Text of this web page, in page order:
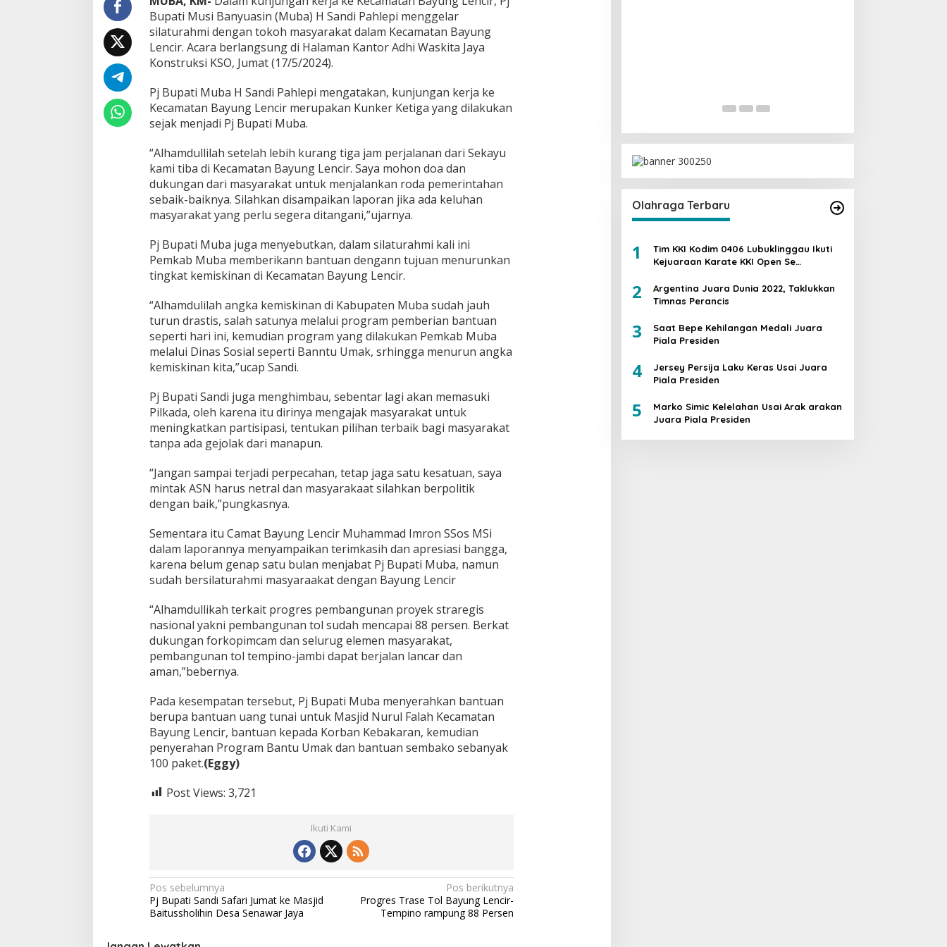
d
a
n
B
e
B
a
n
u
a
n
B
a
g
a
r
g
Bupati Musi Banyuasin (Muba) H Sandi Pahlepi menggelar
silaturahmi dengan tokoh masyarakat dalam Kecamatan Bayung
Lencir. Acara berlangsung di Halaman Kantor Adhi Waskita Jaya
Konstruksi KSO, Jumat (17/5/2024).
Pj Bupati Muba H Sandi Pahlepi mengatakan, kunjungan kerja ke
Kecamatan Bayung Lencir merupakan Kunker Ketiga yang dilakukan
sejak menjadi Pj Bupati Muba.
“Alhamdullilah setelah lebih kurang tiga jam perjalanan dari Sekayu
kami tiba di Kecamatan Bayung Lencir. Saya mohon doa dan
dukungan dari masyarakat untuk menjalankan roda pemerintahan
sebaik-baiknya. Silahkan disampaikan laporan jika ada keluhan
masyarakat yang perlu segera ditangani,”ujarnya.
Pj Bupati Muba juga menyebutkan, dalam silaturahmi kali ini
Pemkab Muba memberikann bantuan dengann tujuan menurunkan
tingkat kemiskinan di Kecamatan Bayung Lencir.
“Alhamdulilah angka kemiskinan di Kabupaten Muba sudah jauh
turun drastis, salah satunya melalui program pemberian bantuan
seperti hari ini, kemudian program yang dilakukan Pemkab Muba
melalui Dinas Sosial seperti Banntu Umak, srhingga menurun angka
kemiskinan kita,”ucap Sandi.
Pj Bupati Sandi juga menghimbau, sebentar lagi akan memasuki
Pilkada, oleh karena itu dirinya mengajak masyarakat untuk
meningkatkan partisipasi, tentukan pilihan terbaik bagi masyarakat
tanpa ada gejolak dari manapun.
“Jangan sampai terjadi perpecahan, tetap jaga satu kesatuan, saya
mintak ASN harus netral dan masyarakaat silahkan berpolitik
dengan baik,”pungkasnya.
Sementara itu Camat Bayung Lencir Muhammad Imron SSos MSi
dalam laporannya menyampaikan terimkasih dan apresiasi bangga,
karena belum genap satu bulan menjabat Pj Bupati Muba, namun
sudah bersilaturahmi masyaraakat dengan Bayung Lencir
“Alhamdullikah terkait progres pembangunan proyek straregis
nasional yakni pembangunan tol sudah mencapai 88 persen. Berkat
dukungan forkopimcam dan selurug elemen masyarakat,
pembangunan tol tempino-jambi dapat berjalan lancar dan
aman,”bebernya.
Pada kesempatan tersebut, Pj Bupati Muba menyerahkan bantuan
berupa bantuan uang tunai untuk Masjid Nurul Falah Kecamatan
Bayung Lencir, bantuan kepada Korban Kebakaran, kemudian
penyerahan Program Bantu Umak dan bantuan sembako sebanyak
100 paket.(Eggy)
Post Views: 3,721
Ikuti Kami
N
a
Pos sebelumnya
Pj Bupati Sandi Safari Jumat ke Masjid
Baitussholihin Desa Senawar Jaya
Pos berikutnya
Progres Trase Tol Bayung Lencir-
Tempino rampung 88 Persen
Olahraga Terbaru
1
Tim KKI Kodim 0406 Lubuklinggau Ikuti
Kejuaraan Karate KKI Open Se
2
Argentina Juara Dunia 2022, Taklukkan
Timnas Perancis
3
Saat Bepe Kehilangan Medali Juara
Piala Presiden
4
Jersey Persija Laku Keras Usai Juara
Piala Presiden
5
Marko Simic Kelelahan Usai Arak arakan
Juara Piala Presiden